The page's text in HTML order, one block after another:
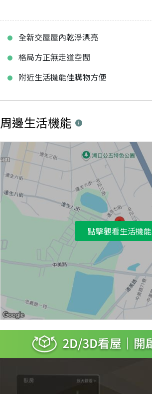
全新交屋屋內乾淨漂亮
格局方正無走道空間
附近生活機能佳購物方便
周邊生活機能
點擊觀看生活機能